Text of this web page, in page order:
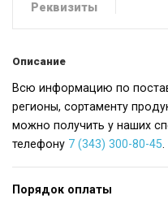
Реквизиты
Описание
Всю информацию по
регионы, сортаменту
можно получить у наших
телефону 7 (343) 300-80-45
Порядок оплаты